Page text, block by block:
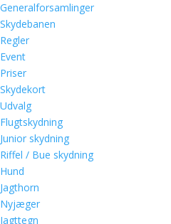
Generalforsamlinger
Skydebanen
Regler
Event
Priser
Skydekort
Udvalg
Flugtskydning
Junior skydning
Riffel / Bue skydning
Hund
Jagthorn
Nyjæger
Jagttegn